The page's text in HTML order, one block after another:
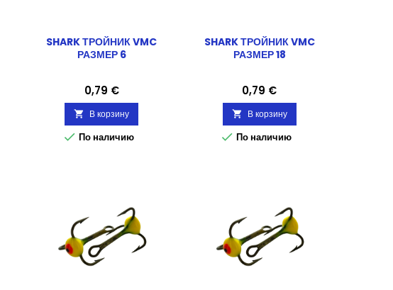
SHARK ТРОЙНИК VMC
РАЗМЕР 6
Цена
0,79 €
 В корзину
 По наличию
SHARK ТРОЙНИК VMC
РАЗМЕР 18
Цена
0,79 €
 В корзину
 По наличию